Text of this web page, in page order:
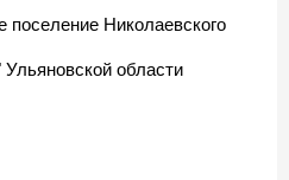
Николаевского
области